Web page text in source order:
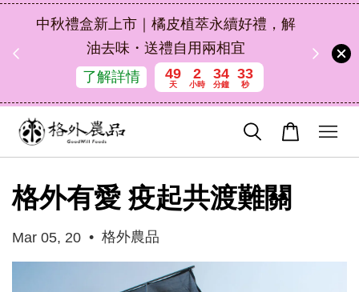
中秋禮盒新上市｜橘皮植萃永續好禮，解
油去味・送禮自用兩相宜
了解詳情
49
天
2
小時
34
分鐘
32
秒
格外有愛 疫起共渡難關
Mar 05, 20 • 格外農品